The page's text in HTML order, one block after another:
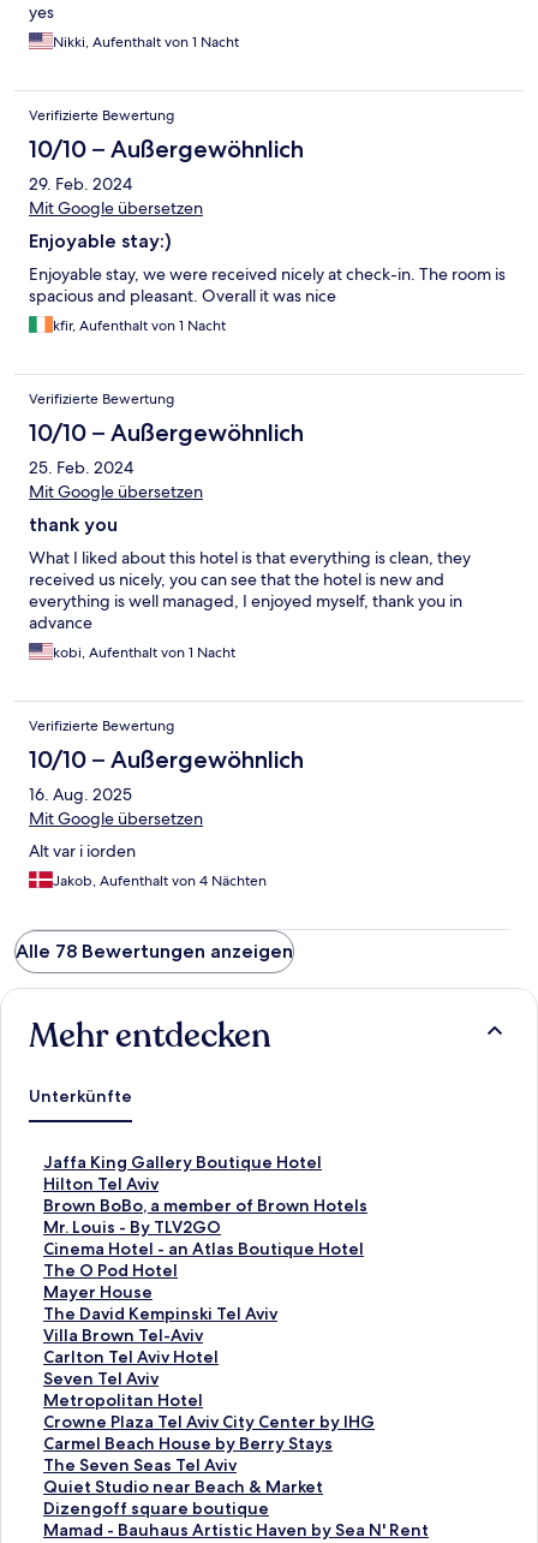
yes
Nikki, Aufenthalt von 1 Nacht
Verifizierte Bewertung
10/10 – Außergewöhnlich
29. Feb. 2024
Mit Google übersetzen
Enjoyable stay:)
Enjoyable stay, we were received nicely at check-in. The room is
spacious and pleasant. Overall it was nice
kfir, Aufenthalt von 1 Nacht
Verifizierte Bewertung
10/10 – Außergewöhnlich
25. Feb. 2024
Mit Google übersetzen
thank you
What I liked about this hotel is that everything is clean, they
received us nicely, you can see that the hotel is new and
everything is well managed, I enjoyed myself, thank you in
advance
kobi, Aufenthalt von 1 Nacht
Verifizierte Bewertung
10/10 – Außergewöhnlich
16. Aug. 2025
Mit Google übersetzen
Alt var i iorden
Jakob, Aufenthalt von 4 Nächten
Alle 78 Bewertungen anzeigen
Mehr entdecken
Unterkünfte
Jaffa King Gallery Boutique Hotel
L
i
n
k
,
d
e
r
d
i
e
f
o
l
g
e
n
d
Hilton Tel Aviv
L
i
n
k
,
d
e
r
d
i
e
f
o
l
g
e
n
Brown BoBo, a member of Brown Hotels
L
i
n
k
,
d
e
r
d
i
e
f
o
l
g
e
Mr. Louis - By TLV2GO
L
i
n
k
,
d
e
r
d
i
e
f
o
l
g
Cinema Hotel - an Atlas Boutique Hotel
L
i
n
k
,
d
e
r
d
i
e
f
o
l
The O Pod Hotel
L
i
n
k
,
d
e
r
d
i
e
f
o
Mayer House
L
i
n
k
,
d
e
r
d
i
e
f
The David Kempinski Tel Aviv
L
i
n
k
,
d
e
r
d
i
e
Villa Brown Tel-Aviv
L
i
n
k
,
d
e
r
d
i
Carlton Tel Aviv Hotel
L
i
n
k
,
d
e
r
d
Seven Tel Aviv
L
i
n
k
,
d
e
r
Metropolitan Hotel
L
i
n
k
,
d
e
Crowne Plaza Tel Aviv City Center by IHG
L
i
n
k
,
d
Carmel Beach House by Berry Stays
L
i
n
k
,
The Seven Seas Tel Aviv
L
i
n
k
Quiet Studio near Beach & Market
L
i
n
Dizengoff square boutique
L
iMamad - Bauhaus Artistic Haven by Sea N' Rent
L